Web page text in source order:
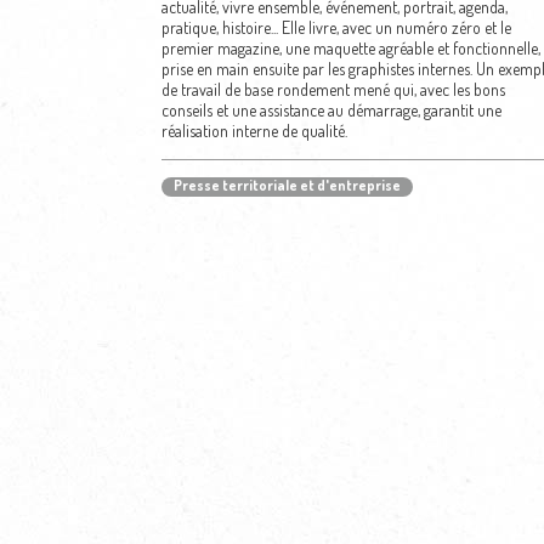
actualité, vivre ensemble, événement, portrait, agenda,
pratique, histoire... Elle livre, avec un numéro zéro et le
premier magazine, une maquette agréable et fonctionnelle,
prise en main ensuite par les graphistes internes. Un
de travail de base rondement mené qui, avec les bons
conseils et une assistance au démarrage, garantit une
réalisation interne de qualité.
Presse territoriale et d'entreprise